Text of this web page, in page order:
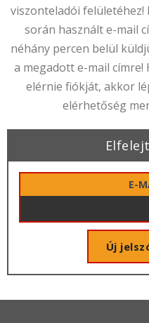
viszonteladói felületéhez!
során használt e-mail
néhány percen belül
a megadott e-mail
elérnie fiókját, akkor
elérhetőség
E-